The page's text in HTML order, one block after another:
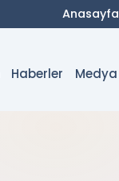
Anasayfa
Haberler Medya